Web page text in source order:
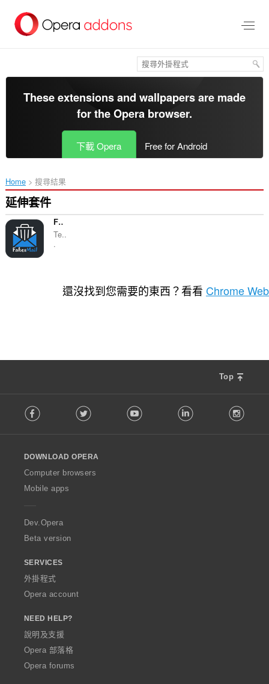
區
These extensions and wallpapers are made
for theOpera browser.
下載 Opera Free for Android
Home 搜尋結果
延伸套件
FakesMail Generators
Te..
.
還沒找到您需要的東西？看看 Chrome
Top
o
w
O
p
a
Facebook Twitter Youtube LinkedIn
DOWNLOAD OPERA
Computer browsers
Mobile apps
Dev.Opera
Beta version
SERVICES
外掛程式
Opera account
NEED HELP?
說明及支援
Opera 部落格
Opera forums